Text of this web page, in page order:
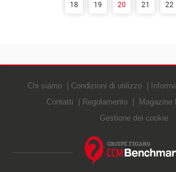
18 19 20 21 22
Chi siamo Condizioni di utilizzo
Contatti
Regolamento
Magazine
Gestione dei cookie